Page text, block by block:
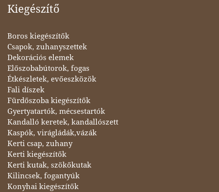
Kiegészítő
Boros kiegészítők
Csapok, zuhanyszettek
Dekorációs elemek
Előszobabútorok, fogas
Étkészletek, evőeszközök
Fali díszek
Fürdőszoba kiegészítők
Gyertyatartók, mécsestartók
Kandalló keretek, kandallószett
Kaspók, virágládák,vázák
Kerti csap, zuhany
Kerti kiegészítők
Kerti kutak, szökőkutak
Kilincsek, fogantyúk
Konyhai kiegészítők